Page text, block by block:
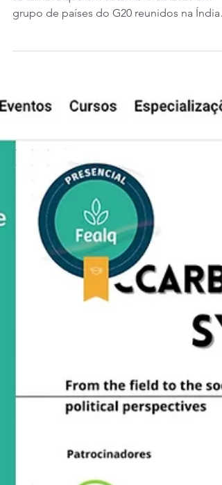
Hoje é sexta-feira, 12 de julho de 2024.
se lembra que em setembro de 2023 um